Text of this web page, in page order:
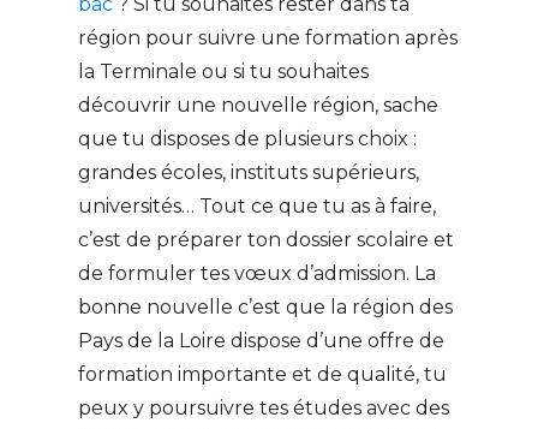
région pour suivre une formation après
la Terminale ou si tu souhaites
découvrir une nouvelle région, sache
que tu disposes de plusieurs choix :
grandes écoles, instituts supérieurs,
universités… Tout ce que tu as à faire,
c’est de préparer ton dossier scolaire et
de formuler tes vœux d’admission. La
bonne nouvelle c’est que la région des
Pays de la Loire dispose d’une offre de
formation importante et de qualité, tu
peux y poursuivre tes études avec des